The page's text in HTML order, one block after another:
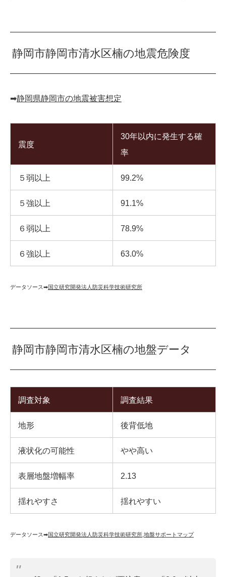
静岡市静岡市清水区楠の地震危険度
➡︎静岡県静岡市の地震被害想定
震度
30年以内に発生する確
率
５弱以上 99.2%
５強以上 91.1%
６弱以上 78.9%
６強以上 63.0%
データソース➡︎国立研究開発法人防災科学技術研究所
静岡市静岡市清水区楠の地盤データ
調査対象 調査結果
地形 後背低地
液状化の可能性 やや高い
表層地盤増幅率 2.13
揺れやすさ 揺れやすい
データソース➡︎国立研究開発法人防災科学技術研究所 地盤サポートマップ